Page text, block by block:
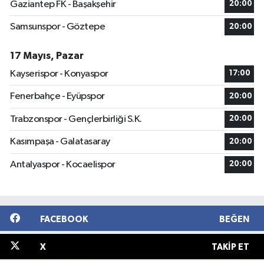
Gaziantep FK - Başakşehir 20:00
Samsunspor - Göztepe 20:00
17 Mayıs, Pazar
Kayserispor - Konyaspor
17:00
Fenerbahçe - Eyüpspor 20:00
Trabzonspor - Gençlerbirliği S.K. 20:00
Kasımpaşa - Galatasaray 20:00
Antalyaspor - Kocaelispor 20:00
FACEBOOK BEĞEN
X TAKIP ET